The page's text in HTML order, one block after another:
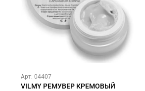
Арт: 04407
VILMY РЕМУВЕР КРЕМОВЫЙ